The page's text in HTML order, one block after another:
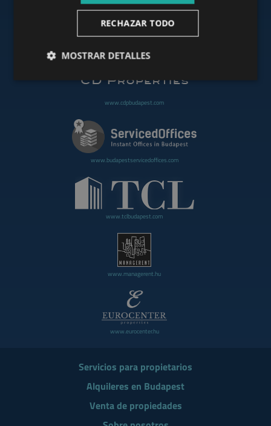
www.cdpbudapest.com
www.budapestservicedoffices.com
www.tclbudapest.com
www.managerent.hu
www.eurocenter.hu
Servicios para propietarios
Alquileres en Budapest
Venta de propiedades
RECHAZAR TODO
MOSTRAR DETALLES